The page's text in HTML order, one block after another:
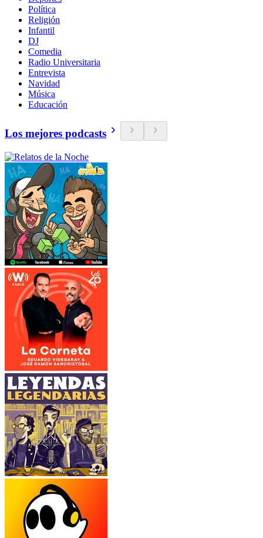
Política
Religión
Infantil
DJ
Comedia
Radio Universitaria
Entrevista
Navidad
Música
Educación
Los mejores podcasts